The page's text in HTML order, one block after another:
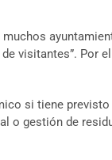
visitantes”. Por
si tiene
gestión de